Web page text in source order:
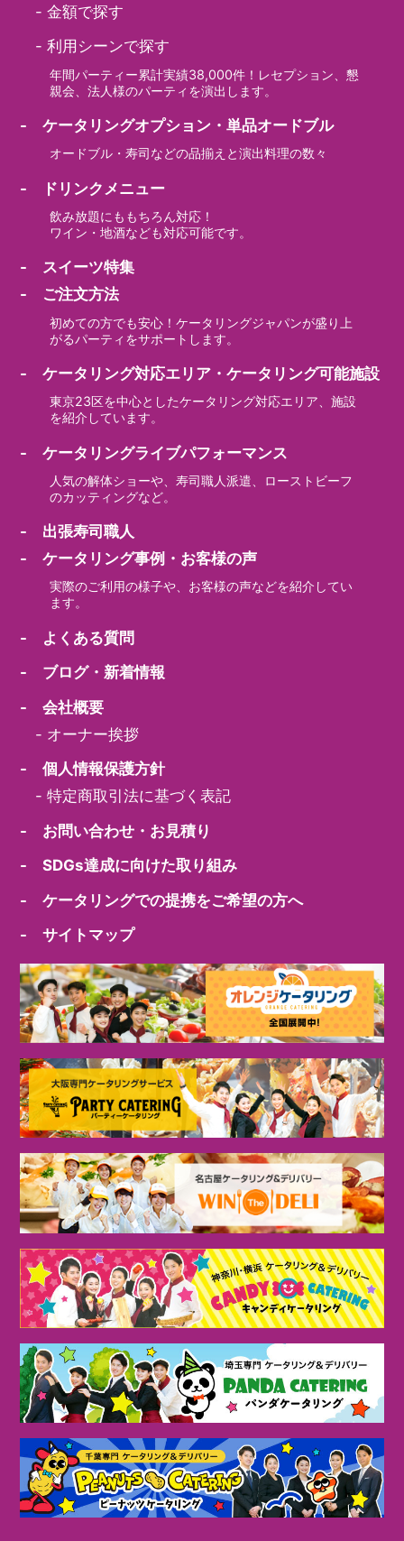
-金額で探す
-利用シーンで探す
年間パーティー累計実績38,000件！レセプション、懇
親会、法人様のパーティを演出します。
- ケータリングオプション・単品オードブル
オードブル・寿司などの品揃えと演出料理の数々
- ドリンクメニュー
飲み放題にももちろん対応！
ワイン・地酒なども対応可能です。
- スイーツ特集
- ご注文方法
初めての方でも安心！ケータリングジャパンが盛り上
がるパーティをサポートします。
- ケータリング対応エリア・ケータリング可能施設
東京23区を中心としたケータリング対応エリア、施設
を紹介しています。
- ケータリングライブパフォーマンス
人気の解体ショーや、寿司職人派遣、ローストビーフ
のカッティングなど。
- 出張寿司職人
- ケータリング事例・お客様の声
実際のご利用の様子や、お客様の声などを紹介してい
ます。
- よくある質問
- ブログ・新着情報
- 会社概要
- オーナー挨拶
- 個人情報保護方針
-特定商取引法に基づく表記
- お問い合わせ・お見積り
- SDGs達成に向けた取り組み
- ケータリングでの提携をご希望の方へ
- サイトマップ